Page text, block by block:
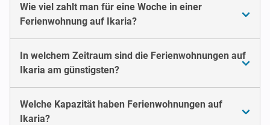
Wie viel zahlt man für eine Woche in einer
Ferienwohnung auf Ikaria?
In welchem Zeitraum sind die Ferienwohnungen auf
Ikaria am günstigsten?
Welche Kapazität haben Ferienwohnungen auf
Ikaria?